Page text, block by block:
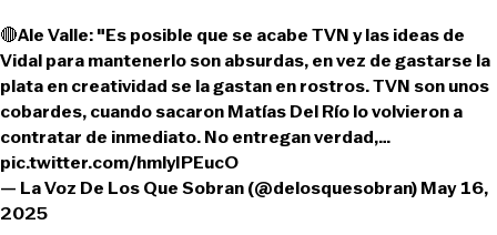
🔴Ale Valle: "Es posible que se acabe TVN y las ideas de
Vidal para mantenerlo son absurdas, en vez de gastarse la
plata en creatividad se la gastan en rostros. TVN son unos
cobardes, cuando sacaron Matías Del Río lo volvieron a
contratar de inmediato. No entregan verdad,…
pic.twitter.com/hmlyIPEucO
— La Voz De Los Que Sobran (@delosquesobran)May 16,
2025